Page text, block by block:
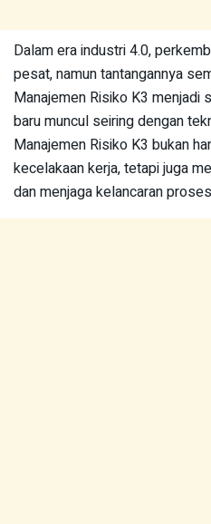
Dalam era industri 4.0,
pesat, namun tantangannya
Manajemen Risiko K3 menjadi
baru muncul seiring dengan
Manajemen Risiko K3 bukan
kecelakaan kerja, tetapi juga
dan menjaga kelancaran